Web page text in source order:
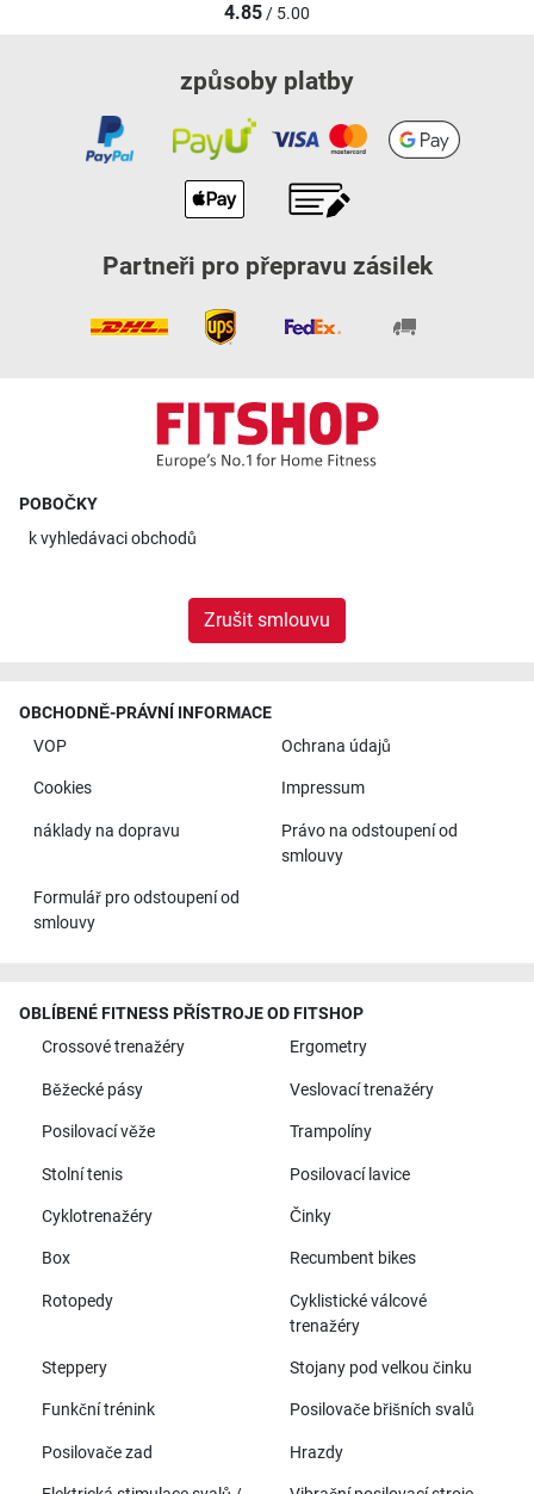
4.85/ 5.00
způsoby platby
Partneři pro přepravu zásilek
POBOČKY
kvyhledávaci obchodů
Zrušit smlouvu
OBCHODNĚ-PRÁVNÍ INFORMACE
VOP
Ochrana údajů
Cookies Impressum
náklady na dopravu
Právo na odstoupení od
smlouvy
Formulář pro odstoupení od
smlouvy
OBLÍBENÉ FITNESS PŘÍSTROJE OD FITSHOP
Crossové trenažéry
Ergometry
Běžecké pásy Veslovací trenažéry
Posilovací věže Trampolíny
Stolní tenis Posilovací lavice
Cyklotrenažéry Činky
Box Recumbent bikes
Rotopedy
Cyklistické válcové
trenažéry
Steppery Stojany pod velkou činku
Funkční trénink Posilovače břišních svalů
Posilovače zad Hrazdy